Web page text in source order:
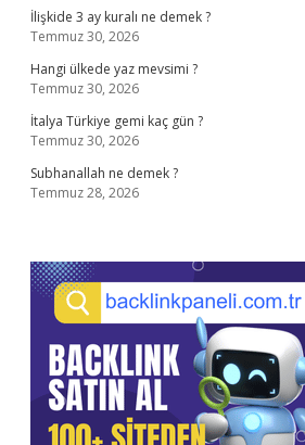
İlişkide 3 ay kuralı ne demek ?
Temmuz 30, 2026
Hangi ülkede yaz mevsimi ?
Temmuz 30, 2026
İtalya Türkiye gemi kaç gün ?
Temmuz 30, 2026
Subhanallah ne demek ?
Temmuz 28, 2026